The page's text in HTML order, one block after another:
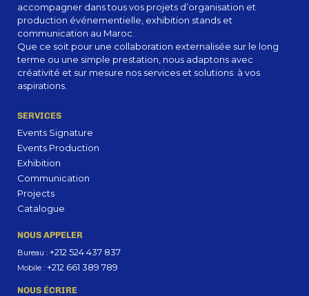
accompagner dans tous vos projets d’organisation et
production événementielle, exhibition stands et
communication au Maroc.
Que ce soit pour une collaboration externalisée sur le long
terme ou une simple prestation, nous adaptons avec
créativité et sur mesure nos services et solutions à vos
aspirations.
SERVICES
Events Signature
Events Production
Exhibition
Communication
Projects
Catalogue
NOUS APPELER
Bureau : +212 524 437 837
Mobile : +212 661 389 789
NOUS ÉCRIRE